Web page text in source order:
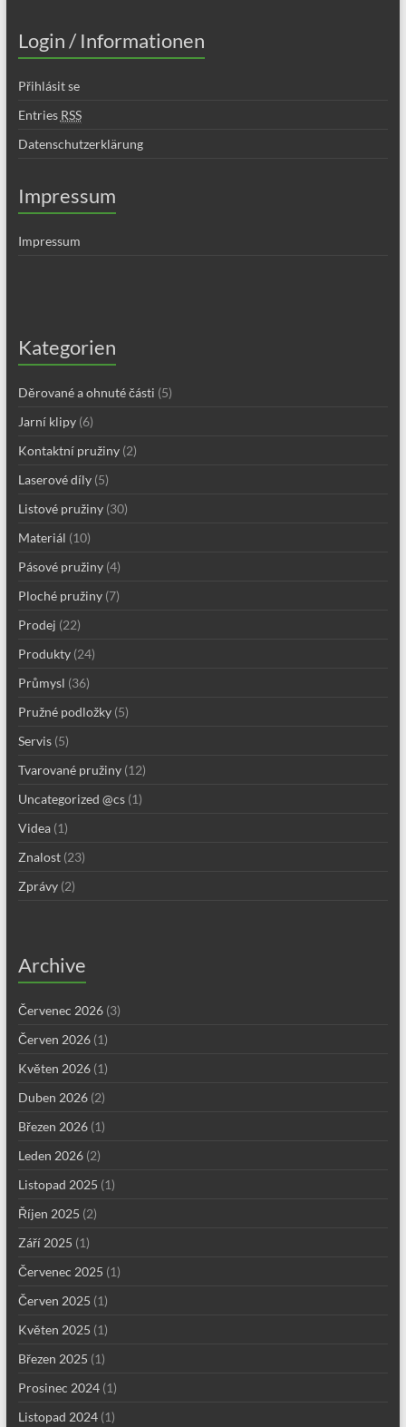
Login / Informationen
Přihlásit se
Entries RSS
Datenschutzerklärung
Impressum
Impressum
Kategorien
Děrované a ohnuté části (5)
Jarní klipy(6)
Kontaktní pružiny(2)
Laserové díly(5)
Listové pružiny(30)
Materiál (10)
Pásové pružiny(4)
Ploché pružiny(7)
Prodej (22)
Produkty(24)
Průmysl (36)
Pružné podložky(5)
Servis(5)
Tvarované pružiny(12)
Uncategorized @cs(1)
Videa(1)
Znalost(23)
Zprávy(2)
Archive
Červenec 2026(3)
Červen 2026(1)
Květen 2026(1)
Duben 2026(2)
Březen 2026(1)
Leden 2026(2)
Listopad 2025 (1)
Říjen 2025 (2)
Září 2025 (1)
Červenec 2025 (1)
Červen 2025 (1)
Květen 2025 (1)
Březen 2025 (1)
Prosinec 2024(1)
Listopad 2024(1)